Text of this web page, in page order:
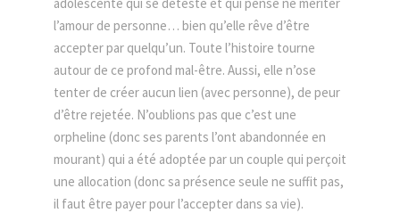
l’amour de personne… bien qu’elle rêve d’être
accepter par quelqu’un. Toute l’histoire tourne
autour de ce profond mal-être. Aussi, elle n’ose
tenter de créer aucun lien (avec personne), de peur
d’être rejetée. N’oublions pas que c’est une
orpheline (donc ses parents l’ont abandonnée en
mourant) qui a été adoptée par un couple qui perçoit
une allocation (donc sa présence seule ne suffit pas,
il faut être payer pour l’accepter dans sa vie).